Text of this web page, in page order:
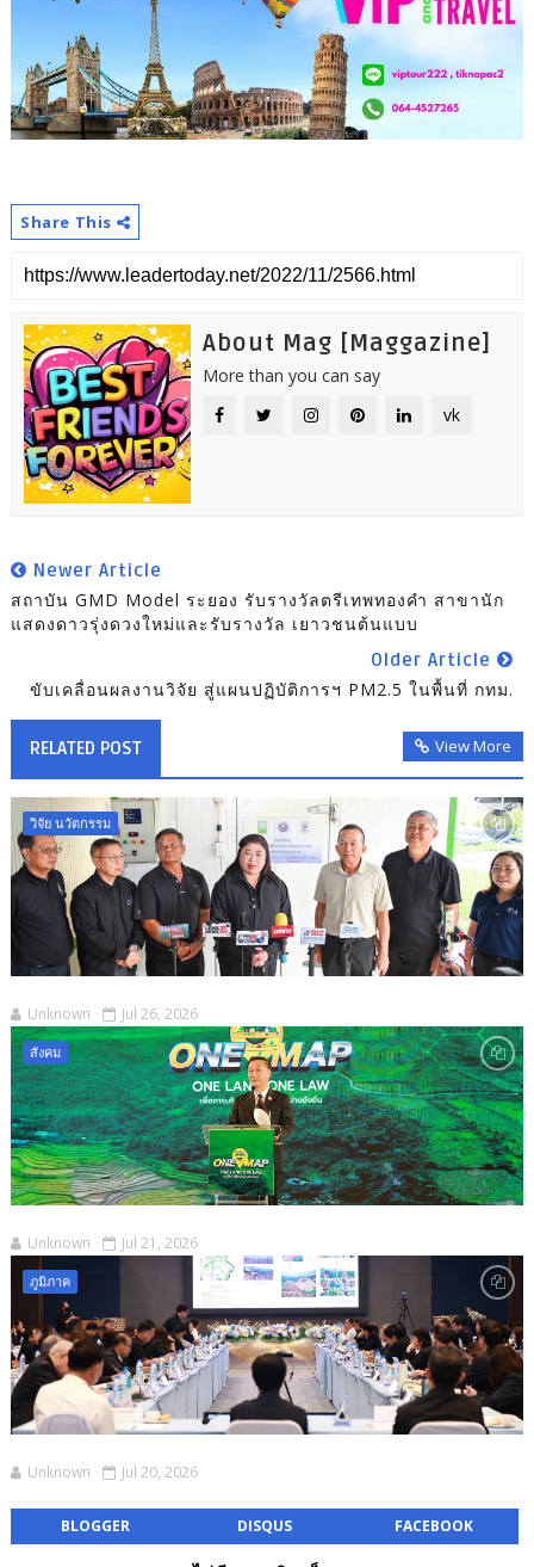
Share This
About Mag [Maggazine]
More than you can say
vk
Newer Article
สถาบัน GMD Model ระยอง รับรางวัลตรีเทพทองคำ สาขานัก
แสดงดาวรุ่งดวงใหม่และรับรางวัล เยาวชนต้นแบบ
Older Article
ขับเคลื่อนผลงานวิจัย สู่แผนปฏิบัติการฯ PM2.5 ในพื้นที่ กทม.
RELATED POST View More
วิจัย นวัตกรรม
Unknown Jul 26, 2026
สังคม
Unknown Jul 21, 2026
ภูมิภาค
Unknown Jul 20, 2026
BLOGGER DISQUS FACEBOOK